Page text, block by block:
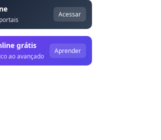
Acessar
grátis
ao avançado
Aprender